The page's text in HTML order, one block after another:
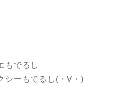
もでるし
シーもでるし(・∀・)